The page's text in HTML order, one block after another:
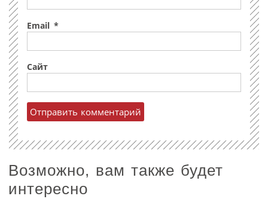
Email *
Сайт
Возможно, вам также будет
интересно